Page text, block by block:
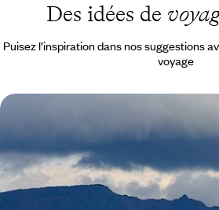
Des idées de
Puisez l’inspiration dans nos suggestions
voyage
L’essentiel de Madère - De
L'authenticité de cette île au décor fou, un
pour vous
8 jours, de 1800 à 2500 €